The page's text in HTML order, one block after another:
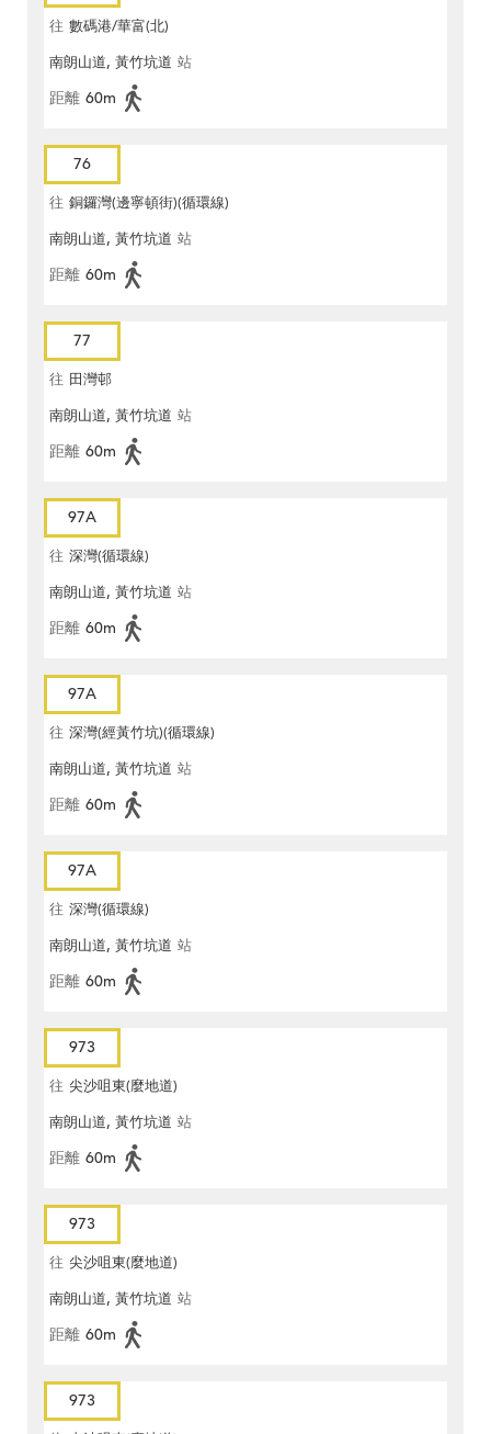
往 數碼港/華富(北)
南朗山道, 黃竹坑道 站
距離 60m
76
往 銅鑼灣(邊寧頓街)(循環線)
南朗山道, 黃竹坑道 站
距離 60m
77
往 田灣邨
南朗山道, 黃竹坑道 站
距離 60m
97A
往 深灣(循環線)
南朗山道, 黃竹坑道 站
距離 60m
97A
往 深灣(經黃竹坑)(循環線)
南朗山道, 黃竹坑道 站
距離 60m
97A
往 深灣(循環線)
南朗山道, 黃竹坑道 站
距離 60m
973
往 尖沙咀東(麼地道)
南朗山道, 黃竹坑道 站
距離 60m
973
往 尖沙咀東(麼地道)
南朗山道, 黃竹坑道 站
距離 60m
973